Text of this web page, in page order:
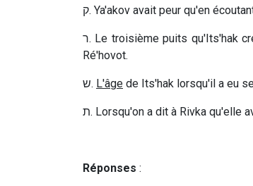
ק. Ya'akov avait peur qu'en
ר. Le troisième puits qu'Its'hak
Ré'hovot.
ש. L'âge de Its'hak lorsqu'il a eu
ת. Lorsqu'on a dit à Rivka qu'elle
Réponses :